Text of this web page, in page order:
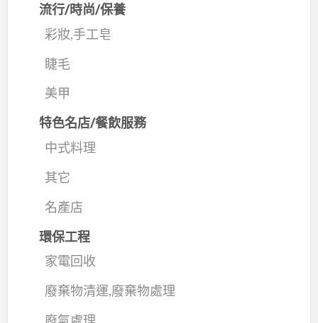
流行/時尚/保養
彩妝,手工皂
睫毛
美甲
特色名店/餐飲服務
中式料理
其它
名產店
環保工程
家電回收
廢棄物清運,廢棄物處理